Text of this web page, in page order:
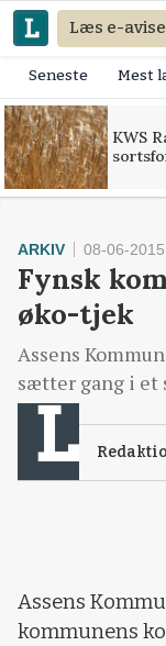
Læs e-
Seneste Mest
KWS
ARKIV 08-06-
Fynsk
øko-tjek
Assens
sætter gang i et
Assens
kommunens